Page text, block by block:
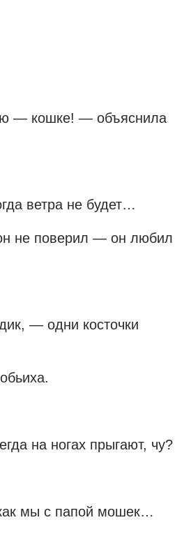
— кошке! — объяснила
ветра не будет…
не поверил — он любил
— одни косточки
на ногах прыгают, чу?
мы с папой мошек…